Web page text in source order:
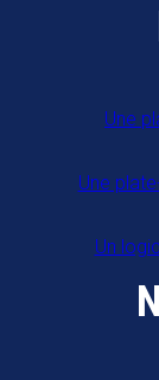
Une
Une
Un